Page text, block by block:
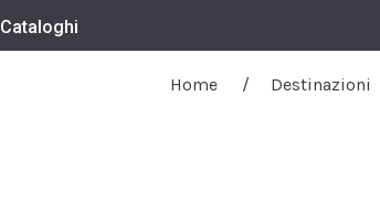
Cataloghi
Home Destinazioni